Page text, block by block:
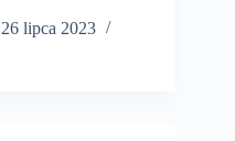
26 lipca 2023